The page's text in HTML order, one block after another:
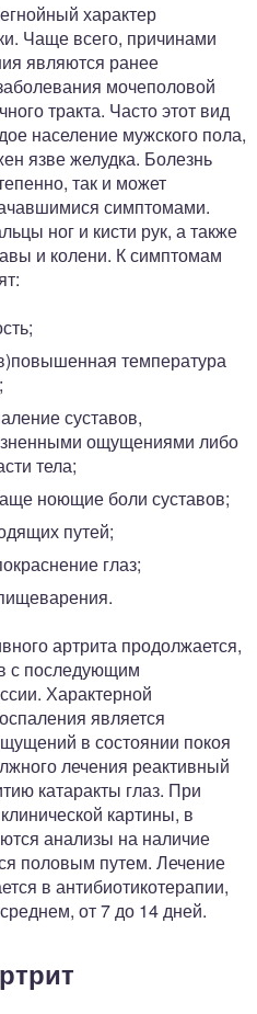
характер
Чаще всего, причинами
являются ранее
мочеполовой
тракта. Часто этот вид
население мужского пола,
язве желудка. Болезнь
так и может
симптомами.
ног и кисти рук, а также
и колени. К симптомам
температура
суставов,
ощущениями либо
тела;
ноющие боли суставов;
путей;
глаз;
артрита продолжается,
с последующим
Характерной
является
в состоянии покоя
лечения реактивный
катаракты глаз. При
картины, в
анализы на наличие
половым путем. Лечение
в антибиотикотерапии,
от 7 до 14 дней.